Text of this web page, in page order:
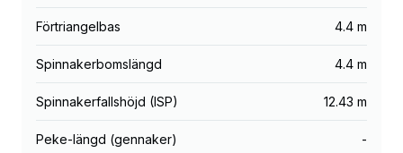
Förtriangelbas 4.4 m
Spinnakerbomslängd 4.4 m
Spinnakerfallshöjd (ISP) 12.43 m
Peke-längd (gennaker) -